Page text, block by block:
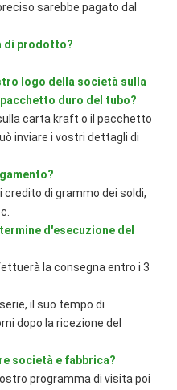
sarebbe pagato dal
di prodotto?
logo della società sulla
duro del tubo?
carta kraft o il pacchetto
inviare i vostri dettagli di
credito di grammo dei soldi,
d'esecuzione del
la consegna entro i 3
il suo tempo di
dopo la ricezione del
società e fabbrica?
programma di visita poi